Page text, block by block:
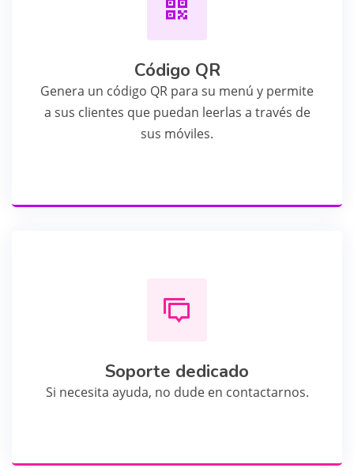
Código QR
Genera un código QR para su menú y permite
a sus clientes que puedan leerlas a través de
sus móviles.
Soporte dedicado
Si necesita ayuda, no dude en contactarnos.